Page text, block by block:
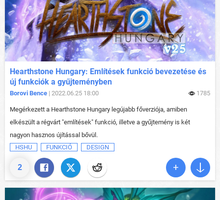
2
Hearthstone Hungary: Említések funkció bevezetése és
új funkciók a gyűjteményben
Borovi Bence | 2022.06.25 18:00 1785
Megérkezett a Hearthstone Hungary legújabb főverziója, amiben
elkészült a régvárt "említések" funkció, illetve a gyűjtemény is két
nagyon hasznos újítással bővül.
HSHU
FUNKCIÓ DESIGN